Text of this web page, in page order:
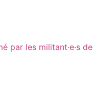
par les militant·e·s